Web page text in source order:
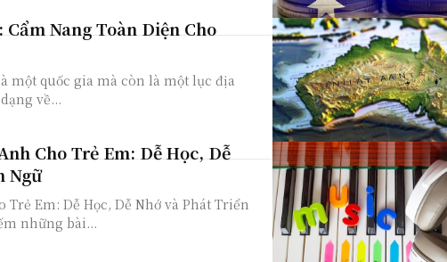
Cẩm Nang Toàn Diện Cho
một quốc gia mà còn là một lục địa
về...
Cho Trẻ Em: Dễ Học, Dễ
Ngữ
Trẻ Em: Dễ Học, Dễ Nhớ và Phát Triển
những bài...